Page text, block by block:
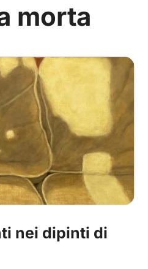
morta
nei dipinti di